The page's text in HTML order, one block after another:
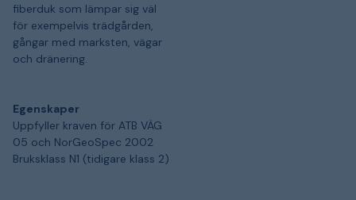
fiberduk som lämpar sig väl
för exempelvis trädgården,
gångar med marksten, vägar
och dränering.
Egenskaper
Uppfyller kraven för ATB VÄG
05 och NorGeoSpec 2002
Bruksklass N1 (tidigare klass 2)